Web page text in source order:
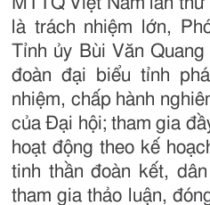
là trách nhiệm lớn,
Tỉnh ủy Bùi Văn
đoàn đại biểu tỉnh
nhiệm, chấp hành
của Đại hội; tham gia
hoạt động theo kế
tinh thần đoàn kết,
tham gia thảo luận,